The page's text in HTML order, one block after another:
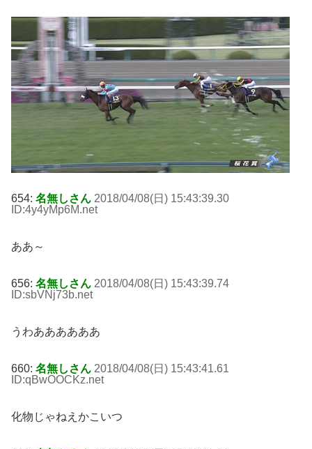
654: 名無しさん 2018/04/08(日) 15:43:39.30
ID:4y4yMp6M.net
ああ～
656: 名無しさん 2018/04/08(日) 15:43:39.74
ID:sbVNj73b.net
うわああああああ
660: 名無しさん 2018/04/08(日) 15:43:41.61
ID:qBwOOCKz.net
化物じゃねえかこいつ